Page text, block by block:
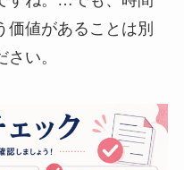
価値があることは別
い。